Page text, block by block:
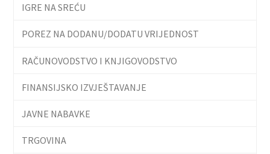
IGRE NA SREĆU
POREZ NA DODANU/DODATU VRIJEDNOST
RAČUNOVODSTVO I KNJIGOVODSTVO
FINANSIJSKO IZVJEŠTAVANJE
JAVNE NABAVKE
TRGOVINA